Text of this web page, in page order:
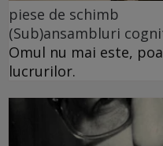
piese de schimb
(Sub)ansambluri
Omul nu mai este,
lucrurilor.